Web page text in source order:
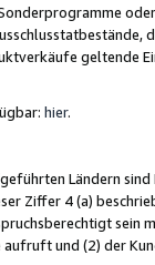
geltende
hier.
Ländern
Ziffer 4 (a)
sein
und (2) der